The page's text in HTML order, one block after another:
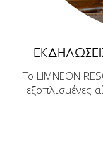
Το LIMNEON
εξοπλισμένες